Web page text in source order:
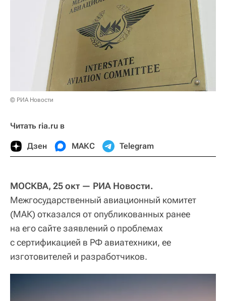
© РИА Новости
Читать ria.ru в
Дзен МАКС Telegram
МОСКВА, 25 окт — РИА Новости.
Межгосударственный авиационный комитет
(МАК) отказался от опубликованных ранее
на его сайте заявлений о проблемах
с сертификацией в РФ авиатехники, ее
изготовителей и разработчиков.